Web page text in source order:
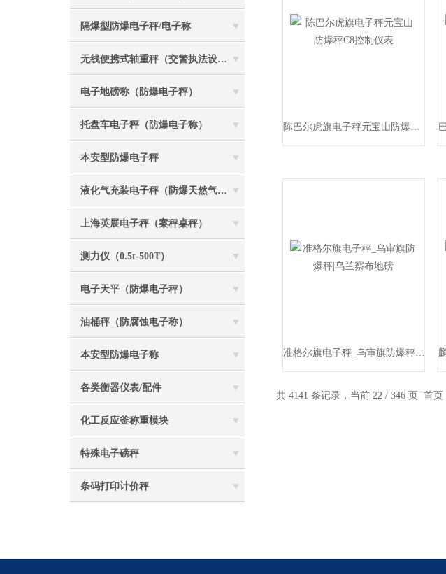
隔爆型防爆电子秤/电子称
无线便携式轴重秤（交警执法设备）
电子地磅称（防爆电子秤）
托盘车电子秤（防爆电子称）
本安型防爆电子秤
液化气充装电子秤（防爆天然气灌装称）
上海英展电子秤（案秤桌秤）
测力仪（0.5t-500T）
电子天平（防爆电子秤）
油桶秤（防腐蚀电子称）
本安型防爆电子称
各类衡器仪表/配件
化工反应釜称重模块
特殊电子磅秤
条码打印计价秤
陈巴尔虎旗电子秤元宝山防爆秤C8控制仪表
准格尔旗电子秤_乌审旗防爆秤|乌兰察布地磅
共 4141 条记录，当前 22 / 346 页 首页